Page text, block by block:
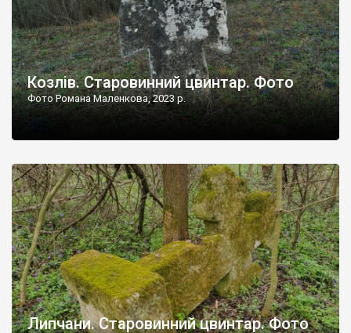
Козлів. Старовинний цвинтар. Фото
Фото Романа Маленкова, 2023 р.
Липчани. Старовинний цвинтар. Фото